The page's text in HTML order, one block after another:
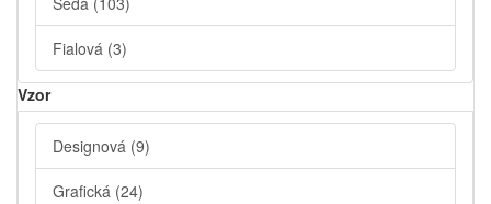
Fialová (3)
Vzor
Designová (9)
Grafická (24)